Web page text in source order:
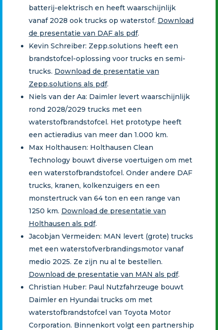
batterij-elektrisch en heeft waarschijnlijk
vanaf 2028 ook trucks op waterstof. Download
de presentatie van DAF als pdf.
Kevin Schreiber: Zepp.solutions heeft een
brandstofcel-oplossing voor trucks en semi-
trucks. Download de presentatie van
Zepp.solutions als pdf.
Niels van der Aa: Daimler levert waarschijnlijk
rond 2028/2029 trucks met een
waterstofbrandstofcel. Het prototype heeft
een actieradius van meer dan 1.000 km.
Max Holthausen: Holthausen Clean
Technology bouwt diverse voertuigen om met
een waterstofbrandstofcel. Onder andere DAF
trucks, kranen, kolkenzuigers en een
monstertruck van 64 ton en een range van
1250 km. Download de presentatie van
Holthausen als pdf.
Jacobjan Vermeiden: MAN levert (grote) trucks
met een waterstofverbrandingsmotor vanaf
medio 2025. Ze zijn nu al te bestellen.
Download de presentatie van MAN als pdf.
Christian Huber: Paul Nutzfahrzeuge bouwt
Daimler en Hyundai trucks om met
waterstofbrandstofcel van Toyota Motor
Corporation. Binnenkort volgt een partnership